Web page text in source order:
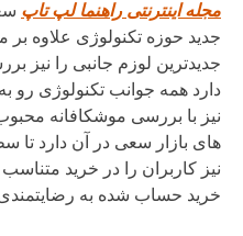
مجله اینترنتی راهنما لپ تاپ
جدید حوزه تکنولوژی علاوه
جدیدترین لوزم جانبی را نیز
دارد همه جوانب تکنولوژی رو
نیز با بررسی موشکافانه
های بازار سعی در آن دارد تا
نیز کاربران را در خرید متناسب
خرید حساب شده به